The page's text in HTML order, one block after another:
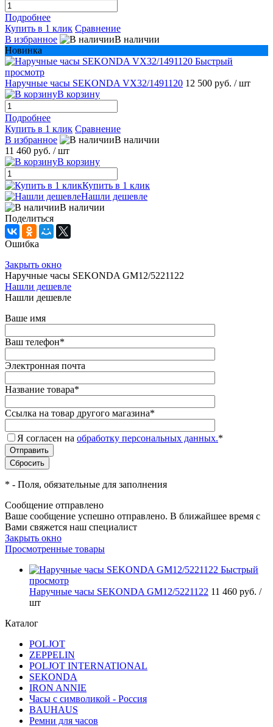
Подробнее
Купить в 1 клик Сравнение
В избранное
В наличии
Новинка
Быстрый
просмотр
Наручные часы SEKONDA VX32/1491120 12 500 руб. / шт
В корзину
Подробнее
Купить в 1 клик Сравнение
В избранное
В наличии
11 460 руб. / шт
В корзину
Купить в 1 клик
Нашли дешевле
В наличии
Поделиться
Ошибка
Закрыть окно
Наручные часы SEKONDA GМ12/5221122
Нашли дешевле
Нашли дешевле
Ваше имя
Ваш телефон*
Электронная почта
Название товара*
Ссылка на товар другого магазина*
Я согласен на обработку персональных данных.*
* - Поля, обязательные для заполнения
Сообщение отправлено
Ваше сообщение успешно отправлено. В ближайшее время с
Вами свяжется наш специалист
Закрыть окно
Просмотренные товары
Быстрый
просмотр
Наручные часы SEKONDA GМ12/5221122 11 460 руб. /
шт
Каталог
POLJOT
ZEPPELIN
POLJOT INTERNATIONAL
SEKONDA
IRON ANNIE
Часы с символикой - Россия
BAUHAUS
Ремни для часов